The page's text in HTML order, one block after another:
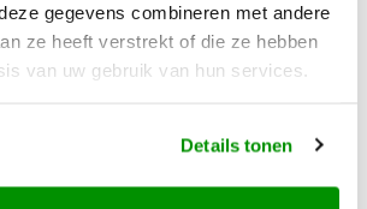
gegevens combineren met andere
ze heeft verstrekt of die ze hebben
van uw gebruik van hun services.
Details tonen
is een natuurpark en een
zeevogels en zeeschildpadden in